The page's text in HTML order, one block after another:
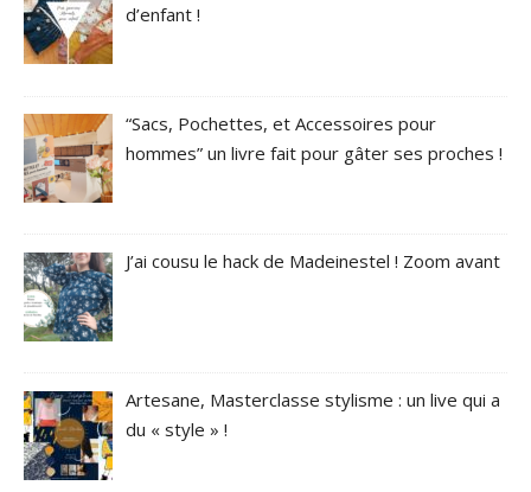
d’enfant !
“Sacs, Pochettes, et Accessoires pour
hommes” un livre fait pour gâter ses proches !
J’ai cousu le hack de Madeinestel ! Zoom avant
Artesane, Masterclasse stylisme : un live qui a
du « style » !